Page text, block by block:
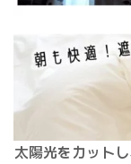
太陽光をカット